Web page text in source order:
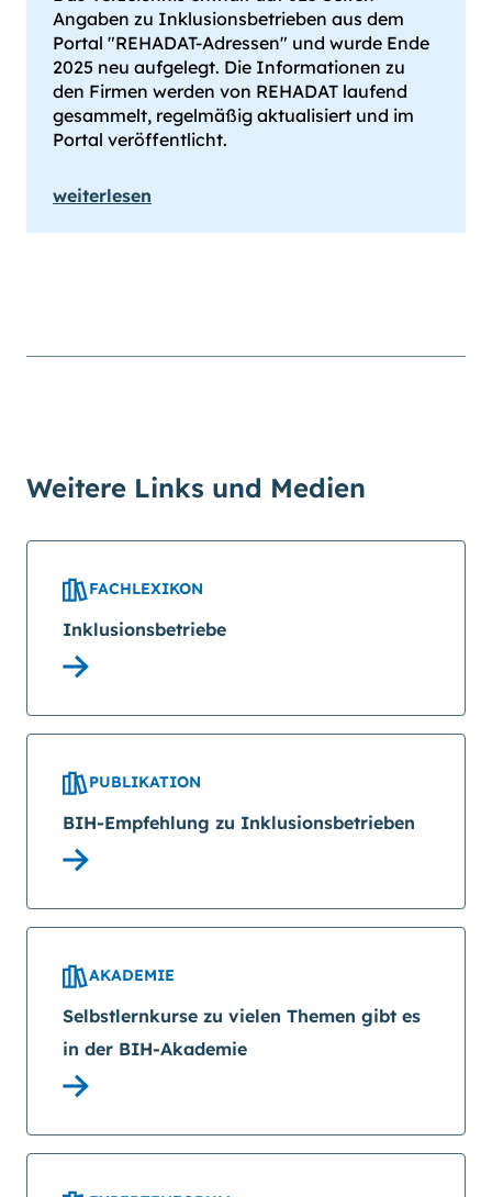
Angaben zu Inklusionsbetrieben aus dem
Portal "REHADAT-Adressen" und wurde Ende
2025 neu aufgelegt. Die Informationen zu
den Firmen werden von REHADAT laufend
gesammelt, regelmäßig aktualisiert und im
Portal veröffentlicht.
weiterlesen
Weitere Links und Medien
FACHLEXIKON
Inklusionsbetriebe
PUBLIKATION
BIH-Empfehlung zu Inklusionsbetrieben
AKADEMIE
Selbstlernkurse zu vielen Themen gibt es
in der BIH-Akademie